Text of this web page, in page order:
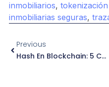
inmobiliarios,
inmobiliarias seguras,
Previous
Hash En Blockchain: 5 Conceptos Críticos Para Entender Su Seguridad Real